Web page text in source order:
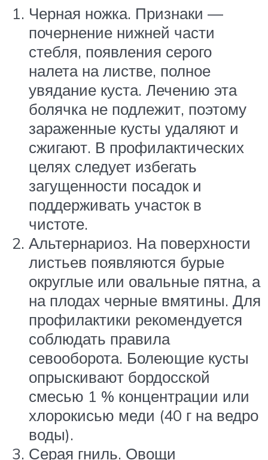
Черная ножка. Признаки —
почернение нижней части
стебля, появления серого
налета на листве, полное
увядание куста. Лечению эта
болячка не подлежит, поэтому
зараженные кусты удаляют и
сжигают. В профилактических
целях следует избегать
загущенности посадок и
поддерживать участок в
чистоте.
Альтернариоз. На поверхности
листьев появляются бурые
округлые или овальные пятна, а
на плодах черные вмятины. Для
профилактики рекомендуется
соблюдать правила
севооборота. Болеющие кусты
опрыскивают бордосской
смесью 1 % концентрации или
хлорокисью меди (40 г на ведро
воды).
Серая гниль. Овощи